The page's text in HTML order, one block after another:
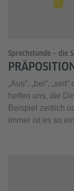
Sprechstunde – die
​„Aus“, „bei“,
helfen uns, die
Beispiel zeitlich
immer ist es so